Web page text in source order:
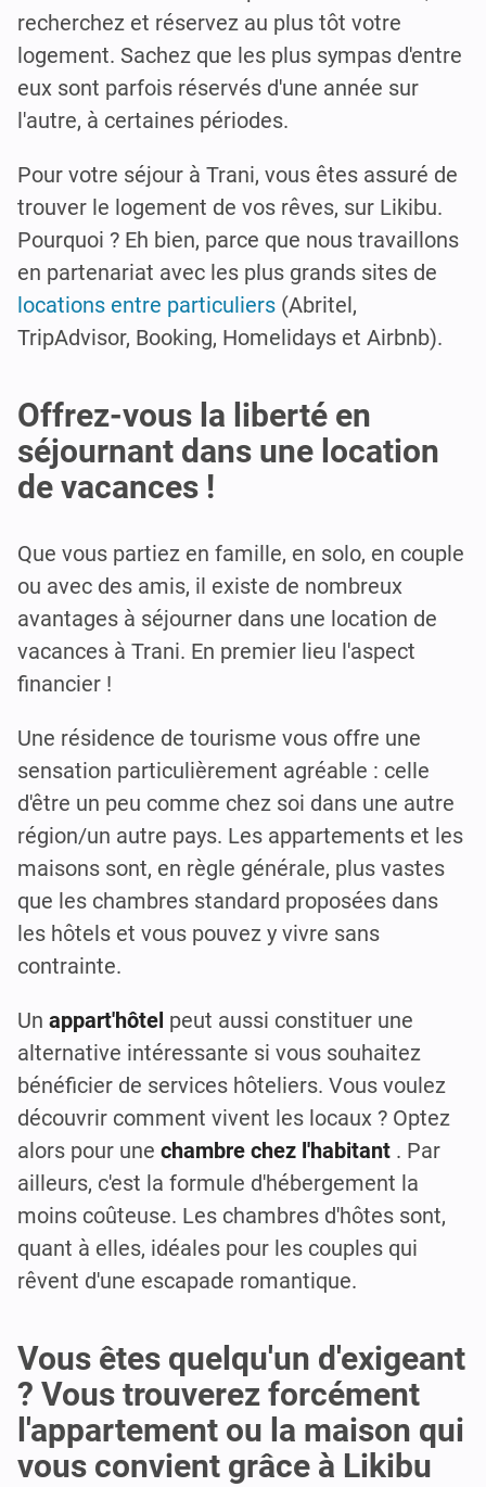
recherchez et réservez au plus tôt votre
logement. Sachez que les plus sympas d'entre
eux sont parfois réservés d'une année sur
l'autre, à certaines périodes.
Pour votre séjour à Trani, vous êtes assuré de
trouver le logement de vos rêves, sur Likibu.
Pourquoi ? Eh bien, parce que nous travaillons
en partenariat avec les plus grands sites de
locations entre particuliers (Abritel,
TripAdvisor, Booking, Homelidays et Airbnb).
Offrez-vous la liberté en
séjournant dans une location
de vacances !
Que vous partiez en famille, en solo, en couple
ou avec des amis, il existe de nombreux
avantages à séjourner dans une location de
vacances à Trani. En premier lieu l'aspect
financier !
Une résidence de tourisme vous offre une
sensation particulièrement agréable : celle
d'être un peu comme chez soi dans une autre
région/un autre pays. Les appartements et les
maisons sont, en règle générale, plus vastes
que les chambres standard proposées dans
les hôtels et vous pouvez y vivre sans
contrainte.
Un appart'hôtel peut aussi constituer une
alternative intéressante si vous souhaitez
bénéficier de services hôteliers. Vous voulez
découvrir comment vivent les locaux ? Optez
alors pour une chambre chez l'habitant . Par
ailleurs, c'est la formule d'hébergement la
moins coûteuse. Les chambres d'hôtes sont,
quant à elles, idéales pour les couples qui
rêvent d'une escapade romantique.
Vous êtes quelqu'un d'exigeant
? Vous trouverez forcément
l'appartement ou la maison qui
vous convient grâce à Likibu